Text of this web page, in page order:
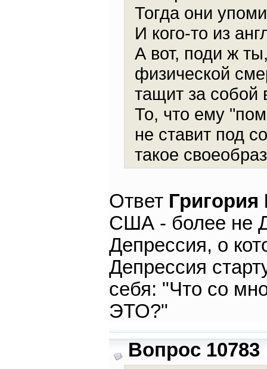
Тогда они
И кого-то из
А вот, поди ж
физической
тащит за собой
То, что ему
не ставит под
такое
Ответ
США - более не
Депрессия, о
Депрессия
себя: "Что со
ЭТО?"
Вопрос 10783